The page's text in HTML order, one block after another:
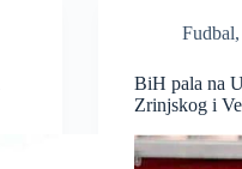
Fudbal
BiH pala na
Zrinjskog i